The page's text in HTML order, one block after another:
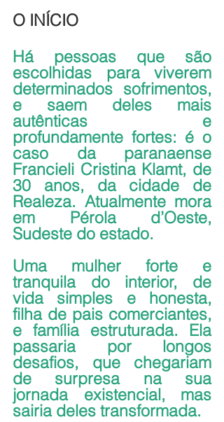
O INÍCIO
Há pessoas que são
escolhidas para viverem
determinados sofrimentos,
e saem deles mais
autênticas e
profundamente fortes: é o
caso da paranaense
Francieli Cristina Klamt, de
30 anos, da cidade de
Realeza. Atualmente mora
em Pérola d’Oeste,
Sudeste do estado.
Uma mulher forte e
tranquila do interior, de
vida simples e honesta,
filha de pais comerciantes,
e família estruturada. Ela
passaria por longos
desafios, que chegariam
de surpresa na sua
jornada existencial, mas
sairia deles transformada.